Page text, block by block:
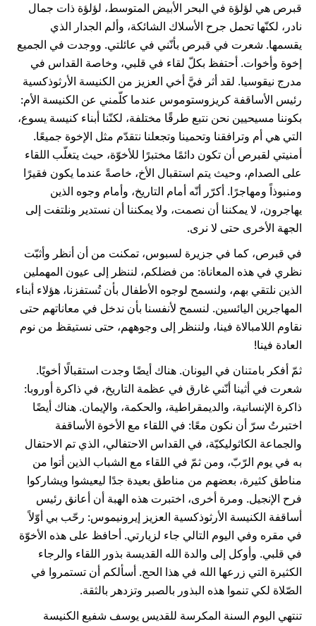
قبرص هي لؤلؤة في البحر الأبيض المتوسط​​، لؤلؤة ذات جمال
نادر، لكنّها تحمل جرح الأسلاك الشائكة، وألم الجدار الذي
يقسمها. شعرت في قبرص بأنّني في عائلتي. ووجدت في الجميع
إخوة وأخوات. أحتفظ بكلّ لقاء في قلبي، وخاصة القداس في
مدرج نيقوسيا. لقد أثر فيَّ أخي العزيز من الكنيسة الأرثوذكسية
رئيس الأساقفة كريزوستوموس عندما كلّمني عن الكنيسة الأم:
بكوننا مسيحيين نحن نتبع طرقًا مختلفة، لكنّنا أبناء كنيسة يسوع،
التي هي أم وترافقنا وتحمينا وتجعلنا نتقدّم مثل الإخوة جميعًا.
أمنيتي لقبرص أن تكون دائمًا مختبرًا للأخوّة، حيث يتغلّب اللقاء
على الصدام، وحيث يتم استقبال الأخ، خاصةً عندما يكون فقيرًا
ومنبوذاً ومهاجرًا. أكرّر أنّه أمام التاريخ، وأمام وجوه الذين
يهاجرون، لا يمكننا أن نصمت، ولا يمكننا أن نستدير ونلتفت إلى
الجهة الأخرى حتى لا نرى.
في قبرص، كما في جزيرة لسبوس، تمكنت من أن أنظر وأثبّت
نظري في هذه المعاناة: من فضلكم، لننظر إلى عيون المهملين
الذين نلتقي بهم، ولنسمح لوجوه الأطفال بأن تُستفزنا، هؤلاء أبناء
المهاجرين اليائسين. لنسمح لأنفسنا بأن ندخل في معاناتهم حتى
نقاوم اللامبالاة فينا، ولننظر إلى وجوههم، حتى نستيقظ من نوم
العادة فينا!
ثمّ أفكر بامتنان في اليونان. هناك أيضًا وجدت استقبالًا أخويًا.
شعرت في أثينا أنّني غارق في عظمة التاريخ، في ذاكرة أوروبا:
ذاكرة الإنسانية، والديمقراطية، والحكمة، والإيمان. هناك أيضًا
اختبرتُ سرّ أن نكون معًا: في اللقاء مع الأخوة الأساقفة
والجماعة الكاثوليكيّة، في القداس الاحتفالي، الذي تم الاحتفال
به في يوم الرّبّ، ومن ثمّ في اللقاء مع الشباب الذين أتوا من
مناطق كثيرة، بعضهم من مناطق بعيدة جدًا ليعيشوا ويشاركوا
فرح الإنجيل. ومرة أخرى، اختبرت هذه الهبة أن أعانق رئيس
أساقفة الكنيسة الأرثوذكسية العزيز إيرونيموس: رحّب بي أوّلاً
في مقره وفي اليوم التالي جاء لزيارتي. أحافظ على هذه الأخوّة
في قلبي. وأوكل إلى والدة الله القديسة بذور اللقاء والرجاء
الكثيرة التي زرعها الله في هذا الحج. أسألكم أن تستمروا في
الصّلاة لكي تنموا هذه البذور بالصبر وتزدهر بالثقة.
تنتهي اليوم السنة المكرسة للقديس يوسف شفيع الكنيسة